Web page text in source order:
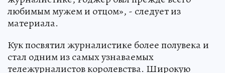
любимым мужем и отцом», - следует из
материала.
Кук посвятил журналистике более полувека и
стал одним из самых узнаваемых
тележурналистов королевства. Широкую